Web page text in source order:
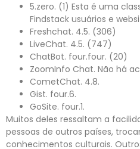
5.zero. (1) Esta é uma
Findstack usuários e
Freshchat. 4.5. (306)
LiveChat. 4.5. (747)
ChatBot. four.four. (20)
ZoomInfo Chat. Não há
CometChat. 4.8.
Gist. four.6.
GoSite. four.1.
Muitos deles ressaltam a
pessoas de outros países,
conhecimentos culturais.